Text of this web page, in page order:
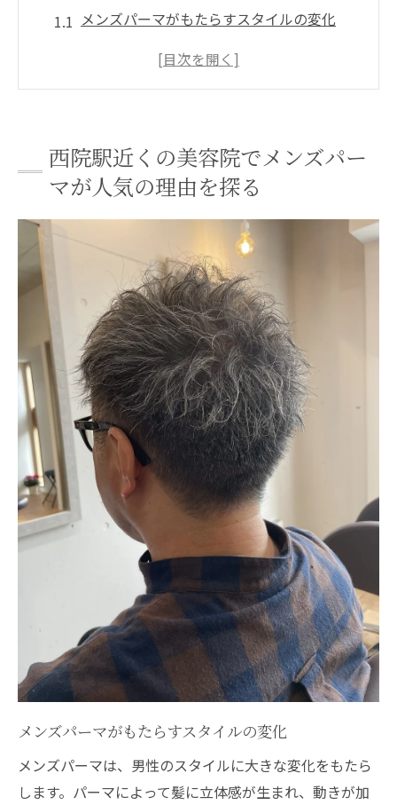
メンズパーマがもたらすスタイルの変化
西院駅エリアの美容院が提供するユニーク
がり
スタイリングしやすいメンズパーマの特徴
美容院でのカウンセリングがもたらす安心
美容院選びのポイント西院でメンズパーマを楽
しむために
信頼できる美容師の見つけ方
口コミやレビューを活用する方法
予約前にチェックすべき美容院の特徴
メンズパーマの技術力が高い美容院を選ぶ
理由
施術前のカウンセリングの重要性
アクセスの良さとサロンの雰囲気で選ぶポ
髪質に合うメンズパーマ西院駅の美容院でのカ
ウンセリング体験
自分の髪質を知るための方法
美容師とのコミュニケーションで得られる
ヒント
カウンセリングで注意すべき質問点
美容院でのデジタルパーマと通常パーマの
西院駅近くの美容院でメンズパー
マが人気の理由を探る
メンズパーマがもたらすスタイルの変化
メンズパーマは、男性のスタイルに大きな変化をもたら
します。パーマによって髪に立体感が生まれ、動きが加